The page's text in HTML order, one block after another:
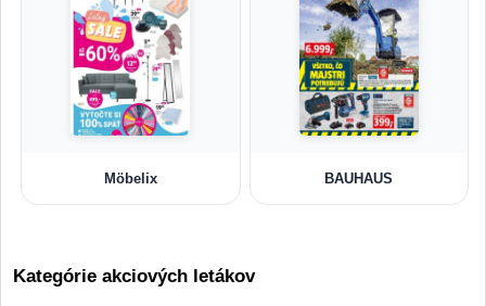
Möbelix BAUHAUS
Kategórie akciových letákov